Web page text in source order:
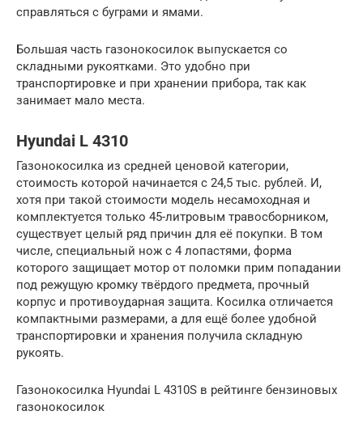
справляться с буграми и ямами.
Большая часть газонокосилок выпускается со
складными рукоятками. Это удобно при
транспортировке и при хранении прибора, так как
занимает мало места.
Hyundai L 4310
Газонокосилка из средней ценовой категории,
стоимость которой начинается с 24,5 тыс. рублей. И,
хотя при такой стоимости модель несамоходная и
комплектуется только 45-литровым травосборником,
существует целый ряд причин для её покупки. В том
числе, специальный нож с 4 лопастями, форма
которого защищает мотор от поломки прим попадании
под режущую кромку твёрдого предмета, прочный
корпус и противоударная защита. Косилка отличается
компактными размерами, а для ещё более удобной
транспортировки и хранения получила складную
рукоять.
Газонокосилка Hyundai L 4310S в рейтинге бензиновых
газонокосилок